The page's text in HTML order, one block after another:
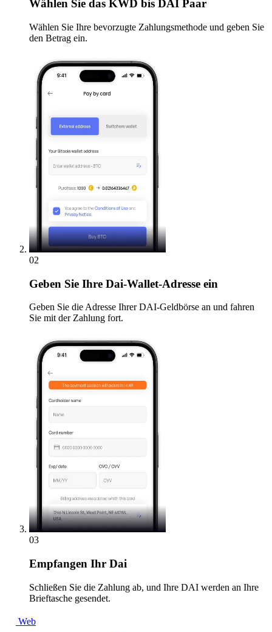
Wählen Sie das KWD bis DAI Paar
Wählen Sie Ihre bevorzugte Zahlungsmethode und geben Sie
den Betrag ein.
02
Geben Sie Ihre Dai-Wallet-Adresse ein
Geben Sie die Adresse Ihrer DAI-Geldbörse an und fahren
Sie mit der Zahlung fort.
03
Empfangen Ihr Dai
Schließen Sie die Zahlung ab, und Ihre DAI werden an Ihre
Brieftasche gesendet.
Web